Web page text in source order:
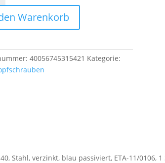
Warenkorb
40056745315421 Kategorie:
Stahl, verzinkt, blau passiviert, ETA-11/0106, 1